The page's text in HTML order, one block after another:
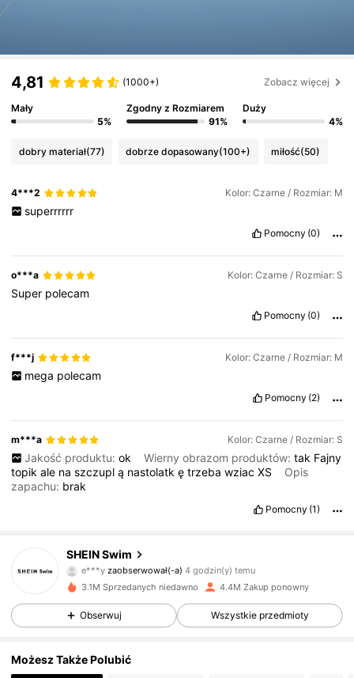
4,81 (1000+) Zobacz więcej
Mały
5%
Zgodny z Rozmiarem
91%
Duży
4%
dobry materiał(77) dobrze dopasowany(100+) miłość(50)
4***2 Kolor: Czarne / Rozmiar: M
superrrrrr
Pomocny (0)
o***a Kolor: Czarne / Rozmiar: S
Super polecam
Pomocny (0)
f***j Kolor: Czarne / Rozmiar: M
mega polecam
Pomocny (2)
m***a Kolor: Czarne / Rozmiar: S
Jakość produktu: ok Wierny obrazom produktów: tak Fajny
topikale naszczuplą nastolatkętrzebawziacXS
Opis
zapachu: brak
Pomocny (1)
SHEIN Swim
e***yzaobserwował(-a) 4 godzin(y) temu
3.1M Sprzedanych niedawno 4.4M Zakup ponowny
Obserwuj Wszystkie przedmioty
Możesz Także Polubić